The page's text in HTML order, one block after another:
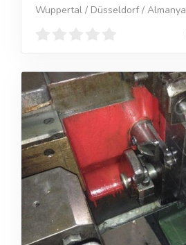
Wuppertal / Düsseldorf / Almanya